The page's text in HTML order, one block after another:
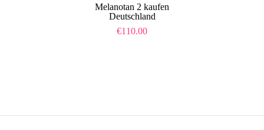
Melanotan 2 kaufen
Deutschland
€110.00